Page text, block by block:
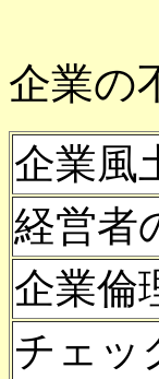
企業の
企業風
経営者
企業倫
チェッ